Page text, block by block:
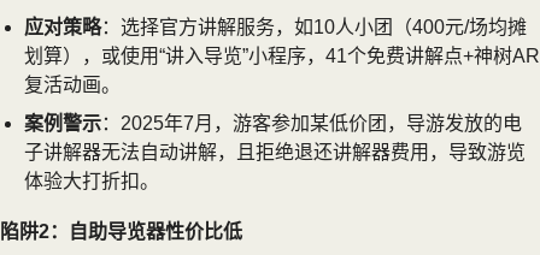
应对策略：选择官方讲解服务，如10人小团（400元/场均摊
划算），或使用“讲入导览”小程序，41个免费讲解点+神树AR
复活动画。
案例警示：2025年7月，游客参加某低价团，导游发放的电
子讲解器无法自动讲解，且拒绝退还讲解器费用，导致游览
体验大打折扣。
陷阱2：自助导览器性价比低